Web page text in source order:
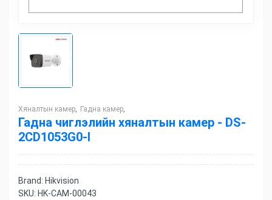
Хяналтын камер Гадна камер
Гадна чиглэлийн хяналтын камер - DS-
2CD1053G0-I
Brand: Hikvision
SKU: HK-CAM-00043